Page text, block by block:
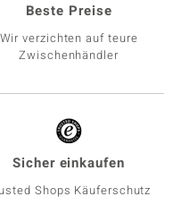
Beste Preise
Wir verzichten auf teure
Zwischenhändler
Sicher einkaufen
Shops Käuferschutz